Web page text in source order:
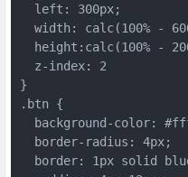
  left: 300px;
width: calc(100% -
height:calc(100% -
  z-index: 2
}
.btn {
background-color:
  border-radius: 4px;
border: 1px solid